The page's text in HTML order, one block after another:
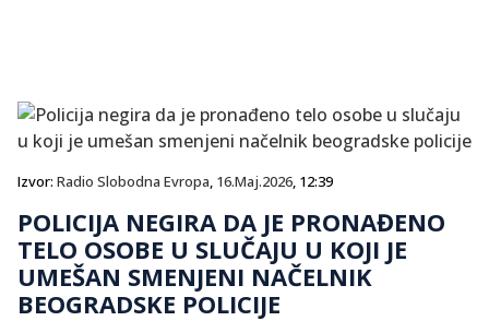
Izvor: Radio Slobodna Evropa, 16.Maj.2026, 12:39
POLICIJA NEGIRA DA JE PRONAĐENO
TELO OSOBE U SLUČAJU U KOJI JE
UMEŠAN SMENJENI NAČELNIK
BEOGRADSKE POLICIJE